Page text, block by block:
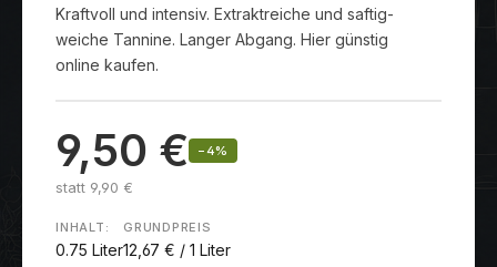
Kraftvoll und intensiv. Extraktreiche und saftig-
weiche Tannine. Langer Abgang. Hier günstig
online kaufen.
9,50 € −4%
statt 9,90 €
INHALT:
0.75 Liter
GRUNDPREIS
12,67 € / 1 Liter